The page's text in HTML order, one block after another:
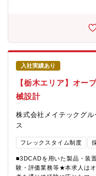
が標準と言われる営業利益
入社実績あり
【栃木エリア】オ
械設計
株式会社メイテックグ
ス
フレックスタイム制度
■3DCADを用いた製品・装
験・評価業務等★本求人は